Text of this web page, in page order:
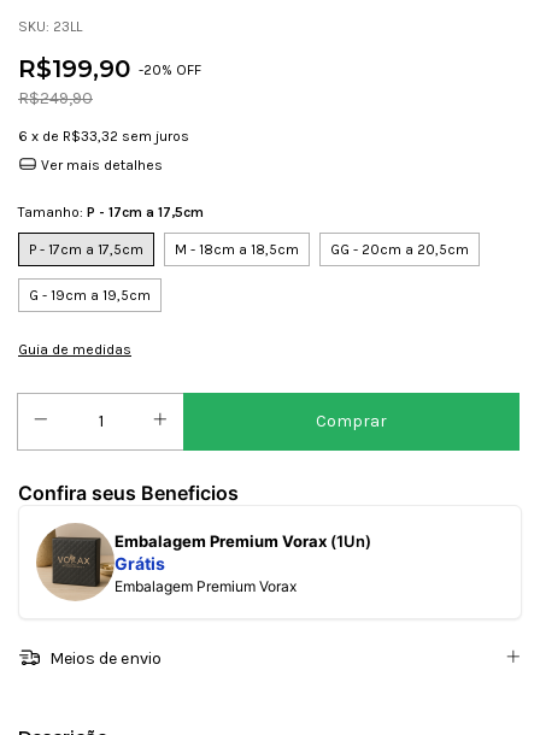
SKU: 23LL
R$199,90 -20% OFF
R$249,90
6 x de R$33,32 sem juros
Ver mais detalhes
Tamanho: P - 17cm a 17,5cm
P - 17cm a 17,5cm M - 18cm a 18,5cm GG - 20cm a 20,5cm
G - 19cm a 19,5cm
Guia de medidas
Confira seus Beneficios
Embalagem Premium Vorax (1Un)
Grátis
Embalagem Premium Vorax
Meios de envio